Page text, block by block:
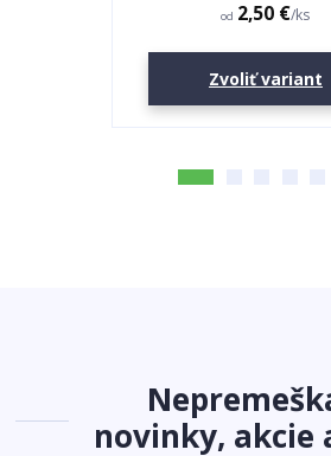
od 2,50 €/ks
Zvoliť variant
novinky, akcie